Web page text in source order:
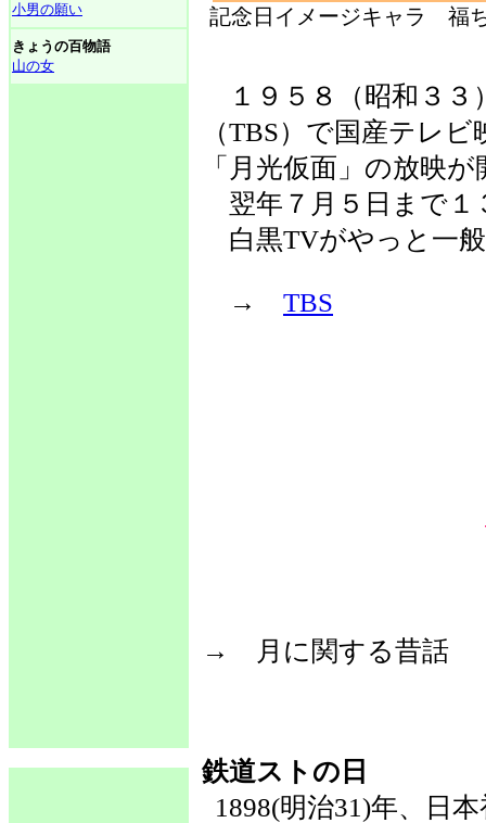
小男の願い
きょうの百物語
山の女
記念日イメージキャラ 福
１９５８（昭和３３
（TBS）で国産テレ
「月光仮面」の放映
翌年７月５日まで１
白黒TVがやっと一
→ TBS
→ 月に関する昔
鉄道ストの日
1898(明治31)年、日